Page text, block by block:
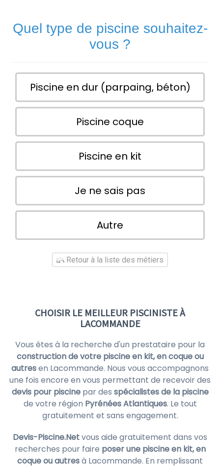
Quel type de piscine souhaitez-
vous ?
Piscine en dur (parpaing, béton)
Piscine coque
Piscine en kit
Je ne sais pas
Autre
Retour à la liste des métiers
CHOISIR LE MEILLEUR PISCINISTE À
LACOMMANDE
Vous êtes à la recherche d'un prestataire pour la
construction de votre piscine en kit, en coque ou
autresen Lacommande. Nous vous accompagnons
une fois encore en vous permettant de recevoir des
devis pour piscinepar des spécialistes de la piscine
de votre région Pyrénées Atlantiques. Le tout
gratuitement et sans engagement.
Devis-Piscine.Netvous aide gratuitement dans vos
recherches pour faire poser une piscine en kit, en
coque ou autresà Lacommande. En remplissant